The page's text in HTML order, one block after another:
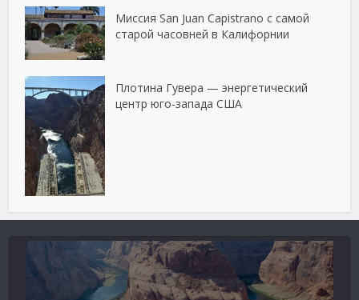
Миссия San Juan Capistrano с самой
старой часовней в Калифорнии
Плотина Гувера — энергетический
центр юго-запада США